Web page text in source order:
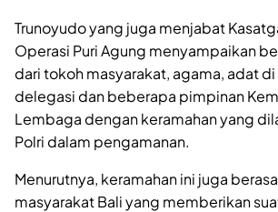
Trunoyudo yang juga menjabat
Operasi Puri Agung menyampaikan
dari tokoh masyarakat, agama, adat
delegasi dan beberapa pimpinan
Lembaga dengan keramahan yang
Polri dalam pengamanan.
Menurutnya, keramahan ini juga
masyarakat Bali yang memberikan